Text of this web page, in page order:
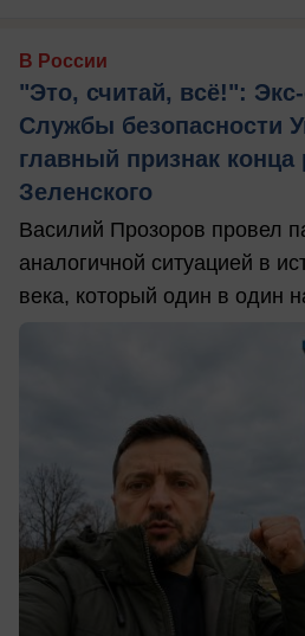
В России
"Это, считай, всё!":
Службы безопасности
главный признак
Зеленского
Василий Прозоров провел
аналогичной ситуацией в
века, который один в один